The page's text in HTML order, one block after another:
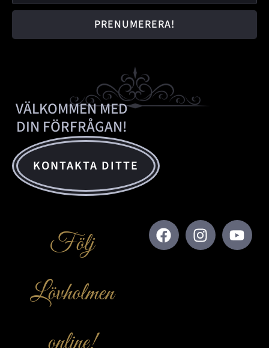
VÄLKOMMEN MED
DIN FÖRFRÅGAN!
KONTAKTA DITTE
PRENUMERERA!
Följ
Lövholmen